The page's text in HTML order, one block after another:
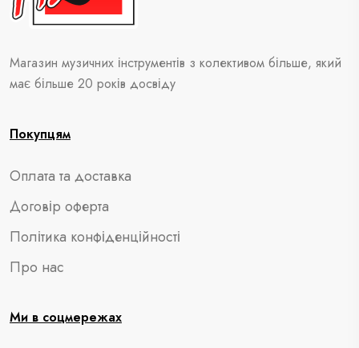
Магазин музичних інструментів з колективом більше, який
має більше 20 років досвіду
Покупцям
Оплата та доставка
Договір оферта
Політика конфіденційності
Про нас
Ми в соцмережах